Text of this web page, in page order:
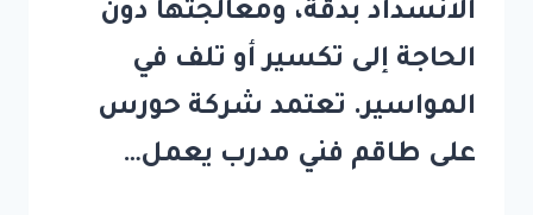
الانسداد بدقة، ومعالجتها دون
الحاجة إلى تكسير أو تلف في
المواسير. تعتمد شركة حورس
على طاقم فني مدرب يعمل…